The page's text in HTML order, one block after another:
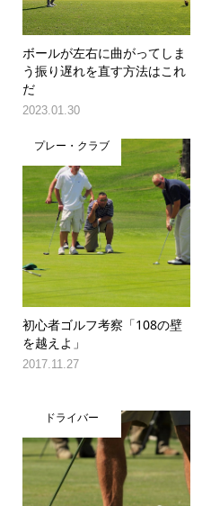
ボールが左右に曲がってしま
う振り遅れを直す方法はこれ
だ
2023.01.30
プレー・クラブ
初心者ゴルフ考察「108の壁
を越えよ」
2017.11.27
ドライバー